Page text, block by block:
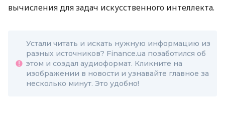
вычисления для задач искусственного интеллекта.
Устали читать и искать нужную информацию из
разных источников? Finance.ua позаботился об
этом и создал аудиоформат. Кликните на
изображении в новости и узнавайте главное за
несколько минут. Это удобно!